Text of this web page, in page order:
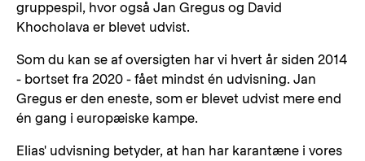
gruppespil, hvor også Jan Gregus og David
Khocholava er blevet udvist.
Som du kan se af oversigten har vi hvert år siden 2014
- bortset fra 2020 - fået mindst én udvisning. Jan
Gregus er den eneste, som er blevet udvist mere end
én gang i europæiske kampe.
Elias' udvisning betyder, at han har karantæne i vores